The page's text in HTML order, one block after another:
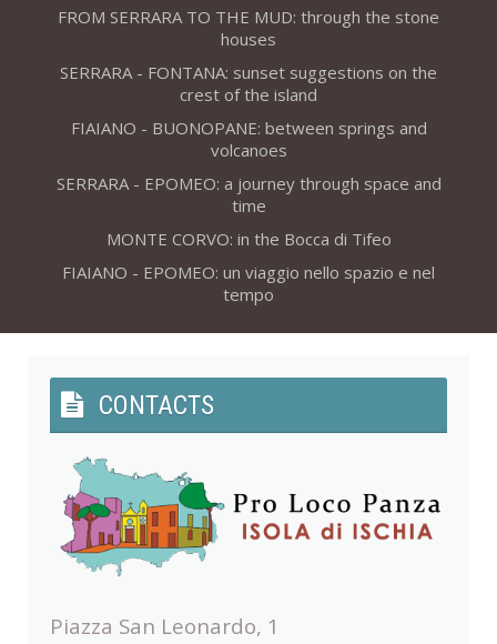
FROM SERRARA TO THE MUD: through the stone
houses
SERRARA - FONTANA: sunset suggestions on the
crest of the island
FIAIANO - BUONOPANE: between springs and
volcanoes
SERRARA - EPOMEO: a journey through space and
time
MONTE CORVO: in the Bocca di Tifeo
FIAIANO - EPOMEO: un viaggio nello spazio e nel
tempo
CONTACTS
Piazza San Leonardo, 1